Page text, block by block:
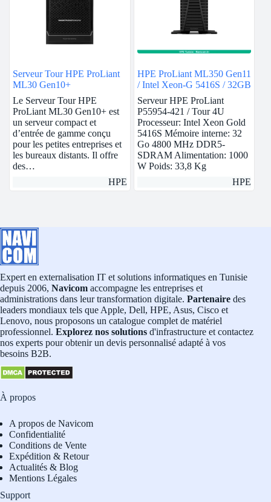
Serveur Tour HPE ProLiant
ML30 Gen10+
Le Serveur Tour HPE
ProLiant ML30 Gen10+ est
un serveur compact et
d’entrée de gamme conçu
pour les petites entreprises et
les bureaux distants. Il offre
des…
HPE
HPE ProLiant ML350 Gen11
/ Intel Xeon-G 5416S / 32GB
Serveur HPE ProLiant
P55954-421 / Tour 4U
Processeur: Intel Xeon Gold
5416S Mémoire interne: 32
Go 4800 MHz DDR5-
SDRAM Alimentation: 1000
W Poids: 33,8 Kg
HPE
Expert en externalisation IT et solutions informatiques en Tunisie
depuis 2006, Navicom accompagne les entreprises et
administrations dans leur transformation digitale. Partenaire des
leaders mondiaux tels que Apple, Dell, HPE, Asus, Cisco et
Lenovo, nous proposons un catalogue complet de matériel
professionnel. Explorez nos solutions d'infrastructure et contactez
nos experts pour obtenir un devis personnalisé adapté à vos
besoins B2B.
À propos
A propos de Navicom
Confidentialité
Conditions de Vente
Expédition & Retour
Actualités & Blog
Mentions Légales
Support